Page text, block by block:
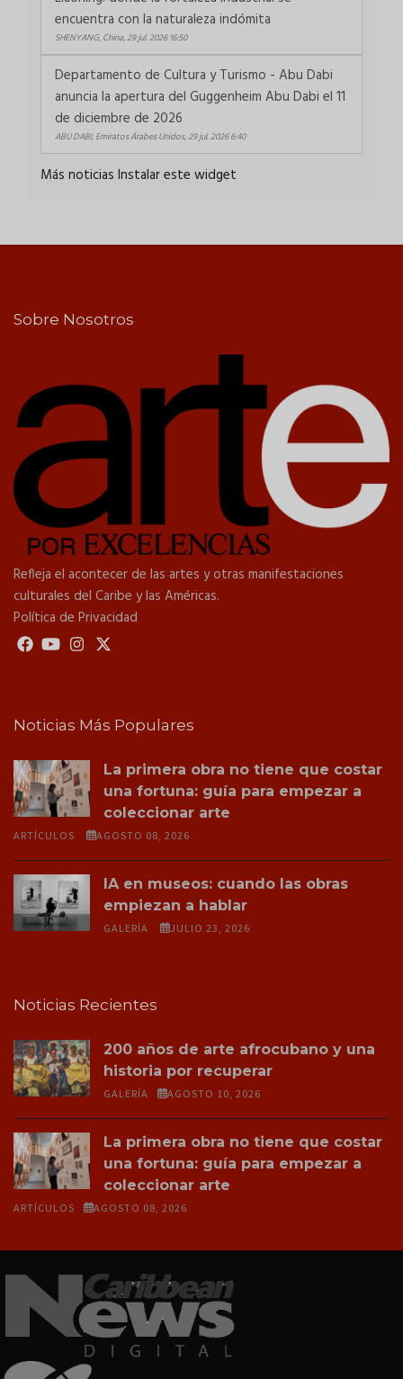
encuentra con la naturaleza indómita
SHENYANG, China, 29 jul. 2026 16:50
Departamento de Cultura y Turismo - Abu Dabi
anuncia la apertura del Guggenheim Abu Dabi el 11
de diciembre de 2026
ABU DABI, Emiratos Árabes Unidos, 29 jul. 2026 6:40
Más noticias Instalar este widget
Sobre Nosotros
Refleja el acontecer de las artes y otras manifestaciones
culturales del Caribe y las Américas.
Política de Privacidad
Noticias Más Populares
La primera obra no tiene que costar
una fortuna: guía para empezar a
coleccionar arte
ARTÍCULOS AGOSTO 08, 2026
IA en museos: cuando las obras
empiezan a hablar
GALERÍA JULIO 23, 2026
Noticias Recientes
200 años de arte afrocubano y una
historia por recuperar
GALERÍA AGOSTO 10, 2026
La primera obra no tiene que costar
una fortuna: guía para empezar a
coleccionar arte
ARTÍCULOS AGOSTO 08, 2026